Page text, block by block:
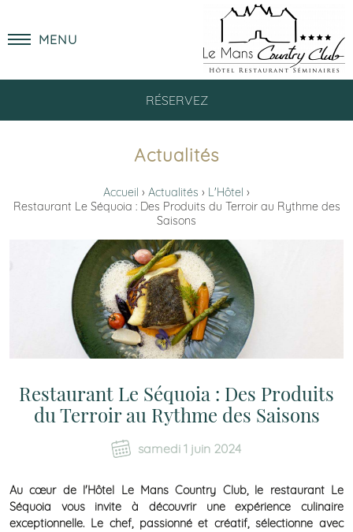
RÉSERVEZ
MENU
Actualités
Accueil Actualités
L'Hôtel
Restaurant Le Séquoia : Des Produits du Terroir au Rythme des
Saisons
Restaurant Le Séquoia : Des Produits
du Terroir au Rythme des Saisons
samedi 1 juin 2024
Au cœur de l'Hôtel Le Mans Country Club, le restaurant Le
Séquoia vous invite à découvrir une expérience culinaire
exceptionnelle. Le chef, passionné et créatif, sélectionne avec